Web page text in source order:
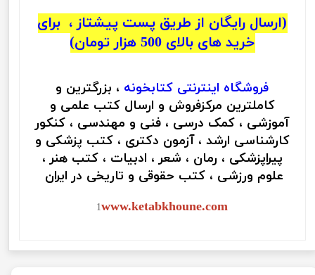
(ارسال رایگان از طریق پست پیشتاز ، برای
خرید های بالای 500 هزار تومان)
فروشگاه اینترنتی کتابخونه ، بزرگترین و
کاملترین مرکزفروش و ارسال کتب علمی و
آموزشی ، کمک درسی ، فنی و مهندسی ، کنکور
کارشناسی ارشد ، آزمون دکتری ، کتب پزشکی و
پیراپزشکی ، رمان ، شعر ، ادبیات ، کتب هنر ،
علوم ورزشی ، کتب حقوقی و تاریخی در ایران
1www.ketabkhoune.com